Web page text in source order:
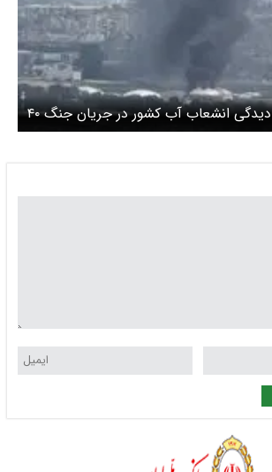
آخرین آمار آسیب‌دیدگی انشعاب آب کشور در جریان جنگ ۴۰